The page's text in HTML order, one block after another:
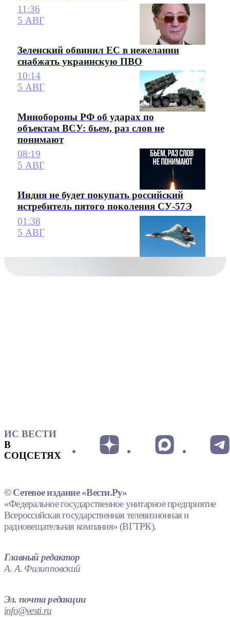
11:36
5 АВГ
Зеленский обвинил ЕС в нежелании
снабжать украинскую ПВО
10:14
5 АВГ
Минобороны РФ об ударах по
объектам ВСУ: бьем, раз слов не
понимают
08:19
5 АВГ
Индия не будет покупать российский
истребитель пятого поколения СУ-57Э
01:38
5 АВГ
ИС ВЕСТИ
В
СОЦСЕТЯХ
© Сетевое издание «Вести.Ру»
«Федеральное государственное унитарное предприятие
Всероссийская государственная телевизионная и
радиовещательная компания» (ВГТРК).
Главный редактор
А. А. Филипповский
Эл. почта редакции
info@vesti.ru